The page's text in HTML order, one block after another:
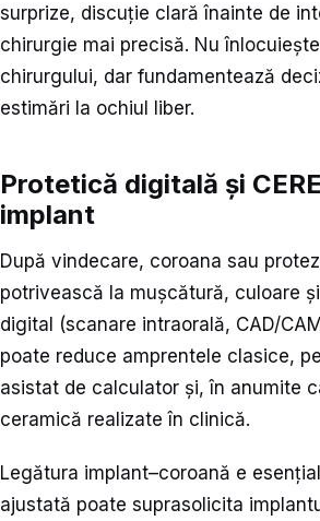
surprize, discuție clară înainte de
chirurgie mai precisă. Nu
chirurgului, dar fundamentează
estimări la ochiul liber.
Protetică digitală și
implant
După vindecare, coroana sau
potrivească la mușcătură, culoare
digital (scanare intraorală, CAD/
poate reduce amprentele clasice,
asistat de calculator și, în anumite
ceramică realizate în clinică.
Legătura implant–coroană e
ajustată poate suprasolicita